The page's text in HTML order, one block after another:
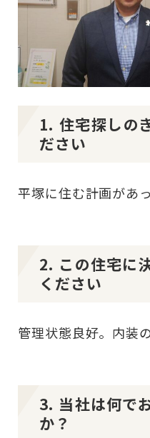
1. 住宅探しの
ださい
平塚に住む計画があっ
2. この住宅に
ください
管理状態良好。内装
3. 当社は何で
か？